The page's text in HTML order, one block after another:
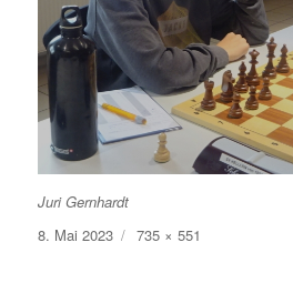
Juri Gernhardt
Veröffentlicht
8. Mai 2023 Volle
735 × 551